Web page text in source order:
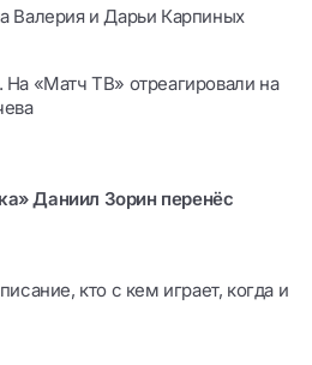
Валерия и Дарьи Карпиных
«Матч ТВ» отреагировали на
Даниил Зорин перенёс
кто с кем играет, когда и